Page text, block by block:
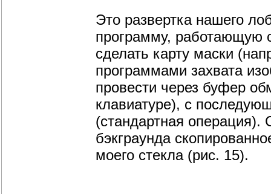
Это развертка нашего
программу, работающую
сделать карту маски
программами захвата
провести через буфер
клавиатуре), с
(стандартная операция).
бэкграунда
моего стекла (рис. 15).